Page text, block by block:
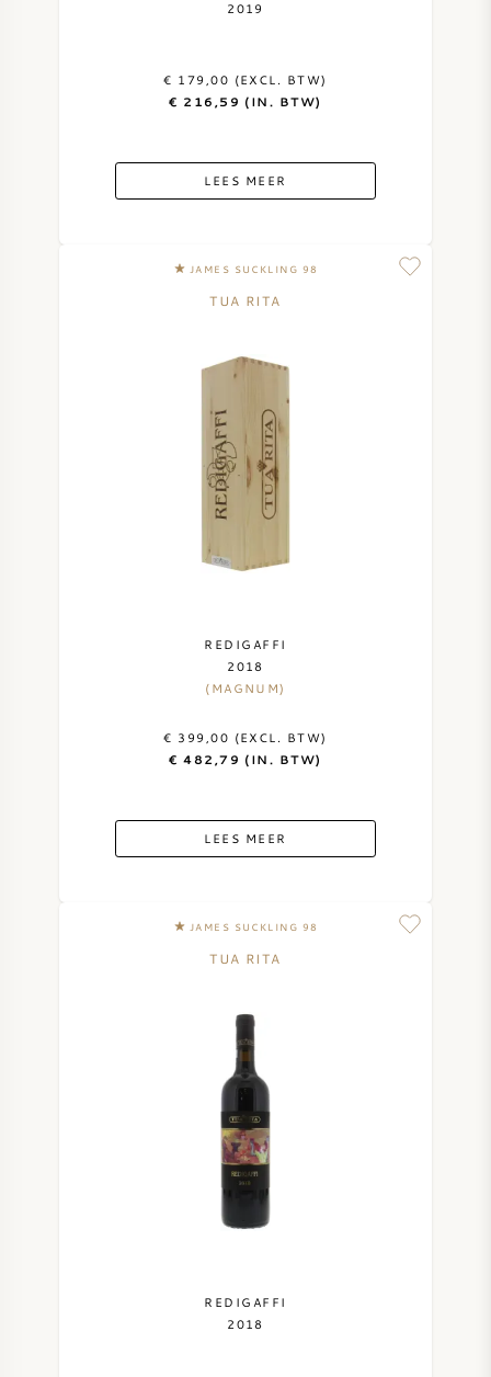
2019
€ 179,00 (EXCL. BTW)
€ 216,59 (IN. BTW)
LEES MEER
JAMES SUCKLING 98
TUA RITA
REDIGAFFI
2018
(MAGNUM)
€ 399,00 (EXCL. BTW)
€ 482,79 (IN. BTW)
LEES MEER
JAMES SUCKLING 98
TUA RITA
REDIGAFFI
2018